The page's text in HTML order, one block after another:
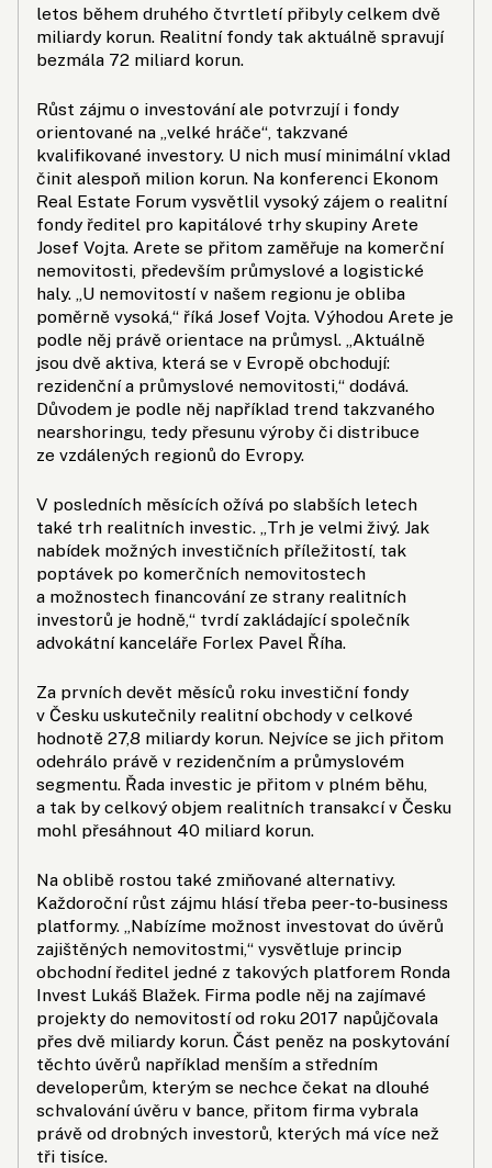
letos během druhého čtvrtletí přibyly celkem dvě
miliardy korun. Realitní fondy tak aktuálně spravují
bezmála 72 miliard korun.
Růst zájmu o investování ale potvrzují i fondy
orientované na „velké hráče“, takzvané
kvalifikované investory. U nich musí minimální vklad
činit alespoň milion korun. Na konferenci Ekonom
Real Estate Forum vysvětlil vysoký zájem o realitní
fondy ředitel pro kapitálové trhy skupiny Arete
Josef Vojta. Arete se přitom zaměřuje na komerční
nemovitosti, především průmyslové a logistické
haly. „U nemovitostí v našem regionu je obliba
poměrně vysoká,“ říká Josef Vojta. Výhodou Arete je
podle něj právě orientace na průmysl. „Aktuálně
jsou dvě aktiva, která se v Evropě obchodují:
rezidenční a průmyslové nemovitosti,“ dodává.
Důvodem je podle něj například trend takzvaného
nearshoringu, tedy přesunu výroby či distribuce
ze vzdálených regionů do Evropy.
V posledních měsících ožívá po slabších letech
také trh realitních investic. „Trh je velmi živý. Jak
nabídek možných investičních příležitostí, tak
poptávek po komerčních nemovitostech
a možnostech financování ze strany realitních
investorů je hodně,“ tvrdí zakládající společník
advokátní kanceláře Forlex Pavel Říha.
Za prvních devět měsíců roku investiční fondy
v Česku uskutečnily realitní obchody v celkové
hodnotě 27,8 miliardy korun. Nejvíce se jich přitom
odehrálo právě v rezidenčním a průmyslovém
segmentu. Řada investic je přitom v plném běhu,
a tak by celkový objem realitních transakcí v Česku
mohl přesáhnout 40 miliard korun.
Na oblibě rostou také zmiňované alternativy.
Každoroční růst zájmu hlásí třeba peer‑to‑business
platformy. „Nabízíme možnost investovat do úvěrů
zajištěných nemovitostmi,“ vysvětluje princip
obchodní ředitel jedné z takových platforem Ronda
Invest Lukáš Blažek. Firma podle něj na zajímavé
projekty do nemovitostí od roku 2017 napůjčovala
přes dvě miliardy korun. Část peněz na poskytování
těchto úvěrů například menším a středním
developerům, kterým se nechce čekat na dlouhé
schvalování úvěru v bance, přitom firma vybrala
právě od drobných investorů, kterých má více než
tři tisíce.